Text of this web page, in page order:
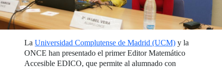
LaUniversidad Complutense de Madrid (UCM) y la
ONCE han presentado el primer Editor Matemático
Accesible EDICO, que permite al alumnado con